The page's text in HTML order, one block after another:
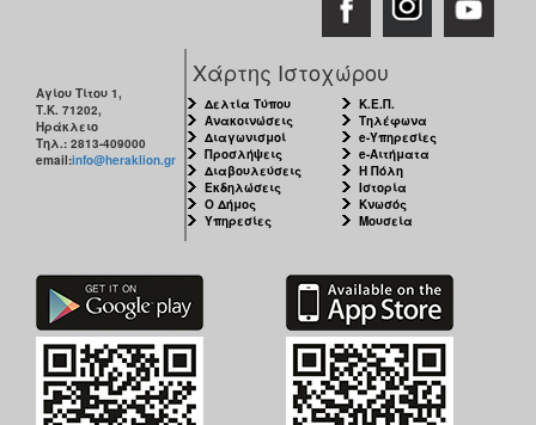
Αγίου Τίτου 1,
Τ.Κ. 71202,
Ηράκλειο
Τηλ.: 2813-409000
email:info@heraklion.gr
Χάρτης Ιστοχώρου
Δελτία Τύπου
Ανακοινώσεις
Διαγωνισμοί
Προσλήψεις
Διαβουλεύσεις
Εκδηλώσεις
Ο Δήμος
Υπηρεσίες
Κ.Ε.Π.
Τηλέφωνα
e-Υπηρεσίες
e-Αιτήματα
Η Πόλη
Ιστορία
Κνωσός
Μουσεία